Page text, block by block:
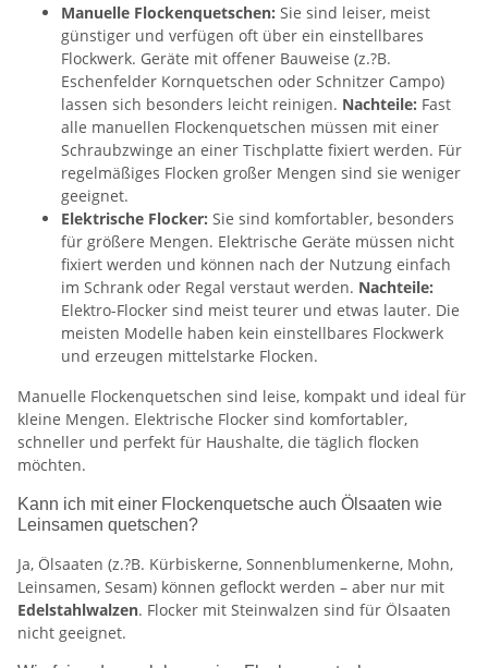
Manuelle Flockenquetschen: Sie sind leiser, meist
günstiger und verfügen oft über ein einstellbares
Flockwerk. Geräte mit offener Bauweise (z.?B.
Eschenfelder Kornquetschen oder Schnitzer Campo)
lassen sich besonders leicht reinigen. Nachteile: Fast
alle manuellen Flockenquetschen müssen mit einer
Schraubzwinge an einer Tischplatte fixiert werden. Für
regelmäßiges Flocken großer Mengen sind sie weniger
geeignet.
Elektrische Flocker: Sie sind komfortabler, besonders
für größere Mengen. Elektrische Geräte müssen nicht
fixiert werden und können nach der Nutzung einfach
im Schrank oder Regal verstaut werden. Nachteile:
Elektro-Flocker sind meist teurer und etwas lauter. Die
meisten Modelle haben kein einstellbares Flockwerk
und erzeugen mittelstarke Flocken.
Manuelle Flockenquetschen sind leise, kompakt und ideal für
kleine Mengen. Elektrische Flocker sind komfortabler,
schneller und perfekt für Haushalte, die täglich flocken
möchten.
Kann ich mit einer Flockenquetsche auch Ölsaaten wie
Leinsamen quetschen?
Ja, Ölsaaten (z.?B. Kürbiskerne, Sonnenblumenkerne, Mohn,
Leinsamen, Sesam) können geflockt werden – aber nur mit
Edelstahlwalzen. Flocker mit Steinwalzen sind für Ölsaaten
nicht geeignet.